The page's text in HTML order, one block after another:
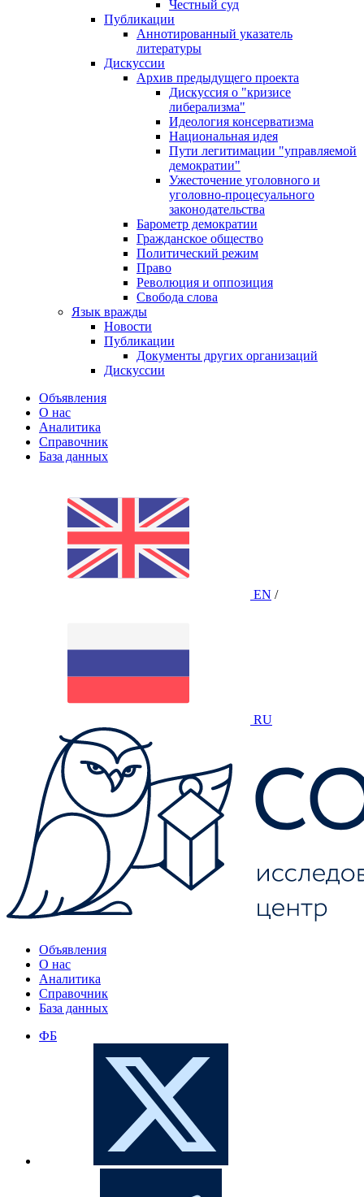
Честный суд
Публикации
Аннотированный указатель
литературы
Дискуссии
Архив предыдущего проекта
Дискуссия о "кризисе
либерализма"
Идеология консерватизма
Национальная идея
Пути легитимации "управляемой
демократии"
Ужесточение уголовного и
уголовно-процесуального
законодательства
Барометр демократии
Гражданское общество
Политический режим
Право
Революция и оппозиция
Свобода слова
Язык вражды
Новости
Публикации
Документы других организаций
Дискуссии
Объявления
О нас
Аналитика
Справочник
База данных
EN /
RU
Объявления
О нас
Аналитика
Справочник
База данных
ФБ